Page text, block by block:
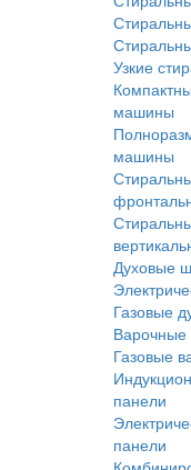
Узкие
машины
машины
Духовые
Газовые
Варочные
Газовые
панели
панели